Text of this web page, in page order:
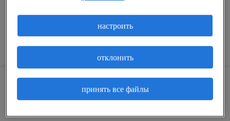
оператор / операторка упаковочного
принять все файлы
отклонить
настроить